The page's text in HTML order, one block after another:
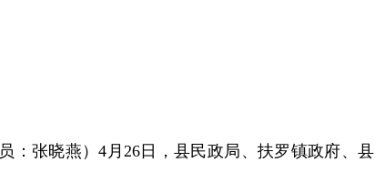
：张晓燕）4月26日，县民政局、扶罗镇政府、县